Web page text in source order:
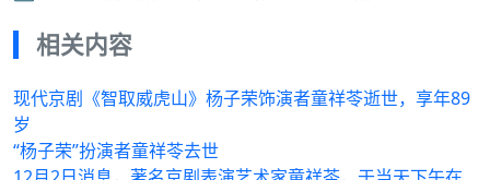
相关内容
现代京剧《智取威虎山》杨子荣饰演者童祥苓逝世，享年89
岁
“杨子荣”扮演者童祥苓去世